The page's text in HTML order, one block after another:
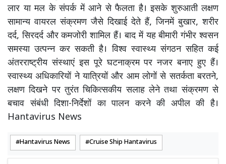
लार या मल के संपर्क में आने से फैलता है। इसके शुरुआती लक्षण
सामान्य वायरल संक्रमण जैसे दिखाई देते हैं, जिनमें बुखार, शरीर
दर्द, सिरदर्द और कमजोरी शामिल हैं। बाद में यह बीमारी गंभीर श्वसन
समस्या उत्पन्न कर सकती है। विश्व स्वास्थ्य संगठन सहित कई
अंतरराष्ट्रीय संस्थाएं इस पूरे घटनाक्रम पर नजर बनाए हुए हैं।
स्वास्थ्य अधिकारियों ने यात्रियों और आम लोगों से सतर्कता बरतने,
लक्षण दिखने पर तुरंत चिकित्सकीय सलाह लेने तथा संक्रमण से
बचाव संबंधी दिशा-निर्देशों का पालन करने की अपील की है।
Hantavirus News
Hantavirus News Cruise Ship Hantavirus